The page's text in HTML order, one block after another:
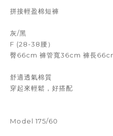
拼接輕盈棉短褲
灰/黑
F (28-38腰）
臀66cm 褲管寬36cm 褲長
舒適透氣棉質
穿起來輕鬆，好搭配
Model 175/60